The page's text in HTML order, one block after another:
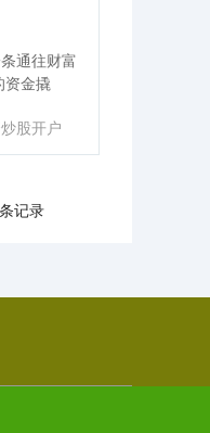
通往财富
资金撬
股开户
条记录